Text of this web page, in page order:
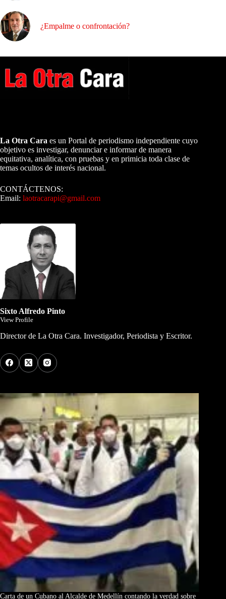
¿Empalme o confrontación?
La Otra Cara es un Portal de periodismo independiente cuyo
objetivo es investigar, denunciar e informar de manera
equitativa, analítica, con pruebas y en primicia toda clase de
temas ocultos de interés nacional.
CONTÁCTENOS:
Email: laotracarapi@gmail.com
Sixto Alfredo Pinto
View Profile
Director de La Otra Cara. Investigador, Periodista y Escritor.
Carta de un Cubano al Alcalde de Medellín contando la verdad sobre